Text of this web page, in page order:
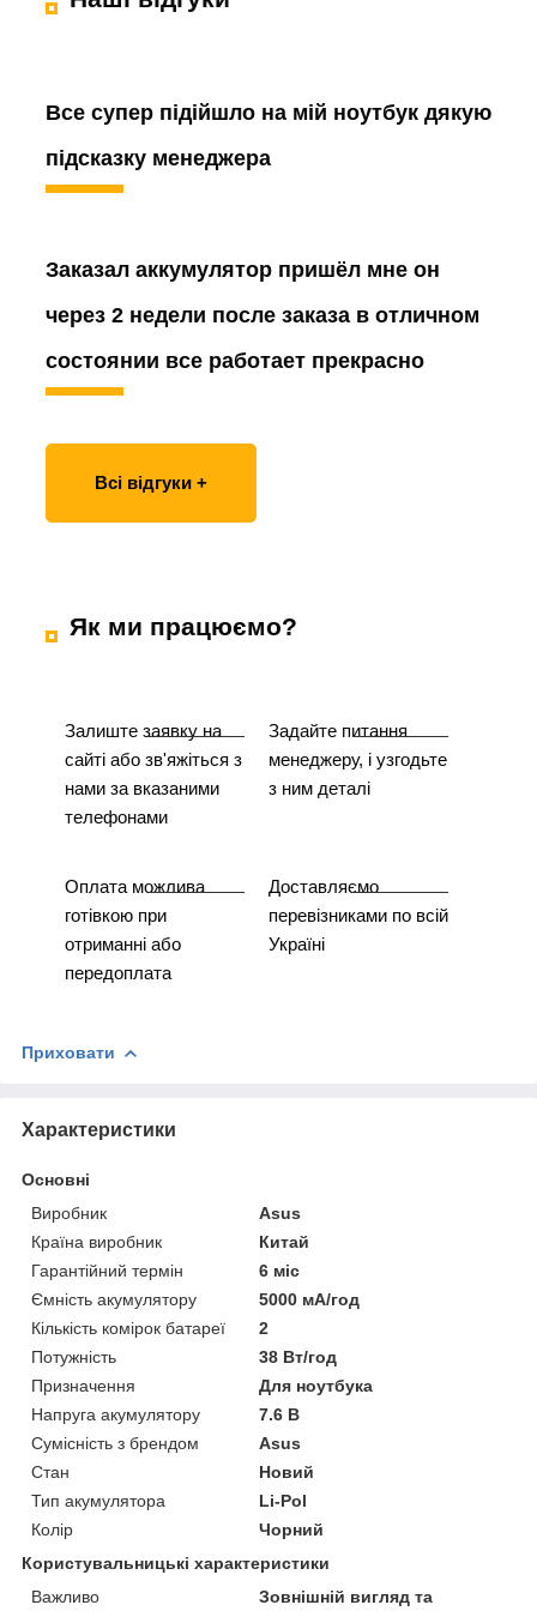
Все супер підійшло на мій ноутбук дякую
підсказку менеджера
Заказал аккумулятор пришёл мне он
через 2 недели после заказа в отличном
состоянии все работает прекрасно
Всі відгуки +
Як ми працюємо?
Залиште заявку на
сайті або зв'яжіться з
нами за вказаними
телефонами
Задайте питання
менеджеру, і узгодьте
з ним деталі
Оплата можлива
готівкою при
отриманні або
передоплата
Доставляємо
перевізниками по всій
Україні
Приховати
Характеристики
Основні
Виробник
Asus
Країна виробник
Китай
Гарантійний термін
6 міс
Ємність акумулятору
5000 мА/год
Кількість комірок батареї
2
Потужність
38 Вт/год
Призначення
Для ноутбука
Напруга акумулятору
7.6 В
Сумісність з брендом
Asus
Стан
Новий
Тип акумулятора
Li-Pol
Колір
Чорний
Користувальницькі характеристики
Важливо
Зовнішній вигляд та